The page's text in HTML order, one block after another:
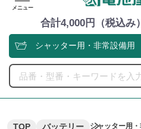
メニュー
合計4,000円（税込み
TOP バッテリー シャッター用